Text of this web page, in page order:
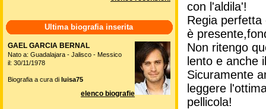
con l'aldila'!
Regia
è
Non ritengo
lento e anche
Sicuramente
leggere
pellicola!
Ultima biografia inserita
GAEL GARCIA BERNAL
Nato a: Guadalajara - Jalisco - Messico
il: 30/11/1978
Biografia a cura di luisa75
elenco biografie